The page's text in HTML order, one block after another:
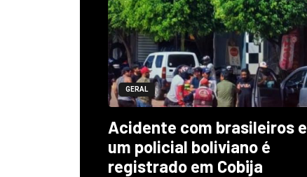
GERAL
Acidente com brasileiros e
um policial boliviano é
registrado em Cobija